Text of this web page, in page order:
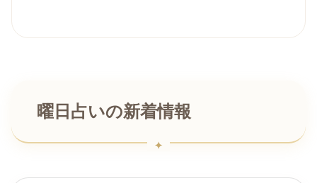
曜日占いの新着情報